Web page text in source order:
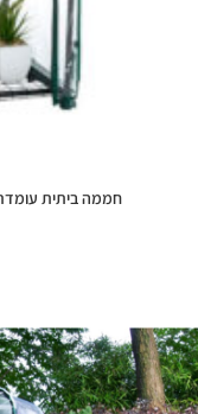
חממה ביתית עומדת 69×128 כוללת מדפים וכיסוי דגם 1602V